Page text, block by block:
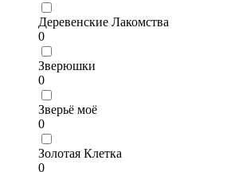
Деревенские Лакомства
0
Зверюшки
0
Зверьё моё
0
Золотая Клетка
0